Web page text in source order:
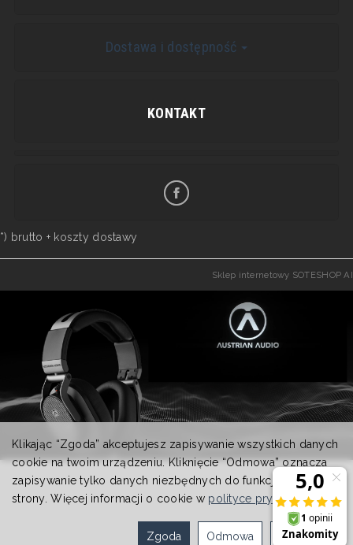
Dostawa i dostępność
KONTAKT
*) brutto + koszty dostawy
Sklep internetowy SOTESHOP AI
Klikając “Zgoda” akceptujesz zapisywanie wszystkich danych
cookie na twoim urządzeniu. Kliknięcie “Odmowa” oznacza
zapisywanie tylko danych niezbędnych do funkcjonowania
strony. Więcej informacji o cookie w polityce prywatności.
Ustawienia
Odmowa
Zgoda